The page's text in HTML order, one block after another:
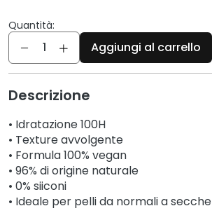
e
i
s
t
r
u
c
c
a
Quantità:
Quantità Aggiungi al carrello
Descrizione
• Idratazione 100H
• Texture avvolgente
• Formula 100% vegan
• 96% di origine naturale
• 0% siiconi
• Ideale per pelli da normali a secche